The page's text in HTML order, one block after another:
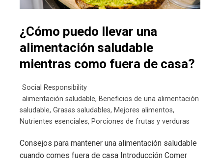
¿Cómo puedo llevar una
alimentación saludable
mientras como fuera de casa?
Social Responsibility
alimentación saludable, Beneficios de una alimentación
saludable, Grasas saludables, Mejores alimentos,
Nutrientes esenciales, Porciones de frutas y verduras
Consejos para mantener una alimentación saludable
cuando comes fuera de casa Introducción Comer